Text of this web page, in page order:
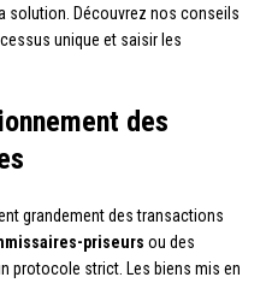
solution. Découvrez nos conseils
unique et saisir les
des
grandement des transactions
priseurs ou des
protocole strict. Les biens mis en